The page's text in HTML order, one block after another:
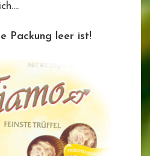
ich....
Packung leer ist!